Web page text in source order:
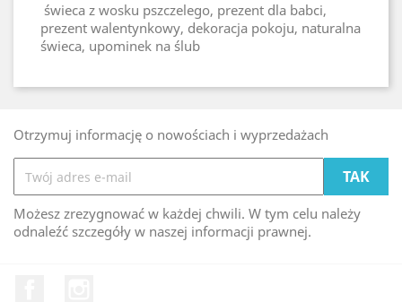
świeca z wosku pszczelego, prezent dla babci,
prezent walentynkowy, dekoracja pokoju, naturalna
świeca, upominek na ślub
Otrzymuj informację o nowościach i wyprzedażach
Możesz zrezygnować w każdej chwili. W tym celu należy
odnaleźć szczegóły w naszej informacji prawnej.